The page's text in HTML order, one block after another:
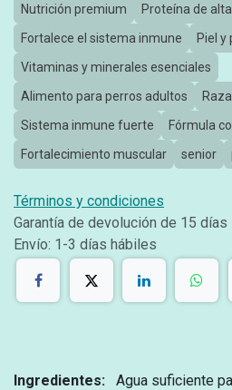
Nutrición premium Proteína de
Fortalece el sistema inmune
Piel y
Vitaminas y minerales esenciales
Alimento para perros adultos
Sistema inmune fuerte
Fórmula
Fortalecimiento muscular
senior
Términos y condiciones
Garantía de devolución de 15 días
Envío: 1-3 días hábiles
Ingredientes:
Agua suficiente